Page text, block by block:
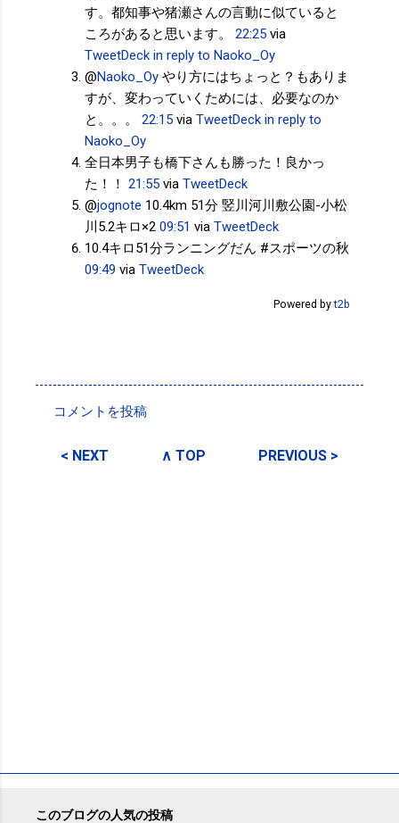
す。都知事や猪瀬さんの言動に似ていると
ころがあると思います。
22:25 via
TweetDeck in reply to Naoko_Oy
@Naoko_Oy やり方にはちょっと？もありま
すが、変わっていくためには、必要なのか
と。。。
22:15 via TweetDeck in reply to
Naoko_Oy
全日本男子も橋下さんも勝った！良かっ
た！！ 21:55 via TweetDeck
@jognote 10.4km 51分 竪川河川敷公園-小松
川5.2キロ×2 09:51 via TweetDeck
10.4キロ51分ランニングだん #スポーツの秋
09:49 via TweetDeck
Powered byt2b
メ
コメントを投稿
< NEXT ∧ TOP PREVIOUS >
このブログの人気の投稿